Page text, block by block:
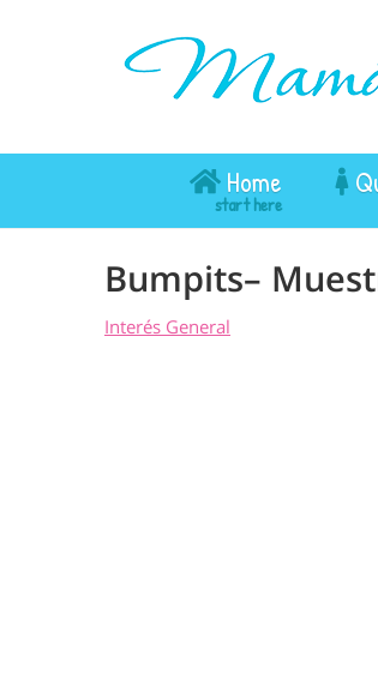
Home
Bumpits–
Interés General